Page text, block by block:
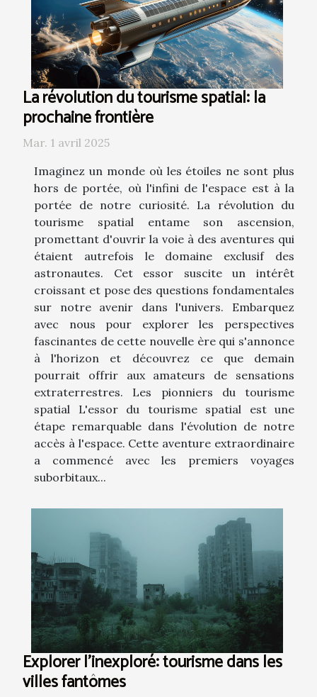
La révolution du tourisme spatial: la
prochaine frontière
Mar. 1 avril 2025
Imaginez un monde où les étoiles ne sont plus
hors de portée, où l'infini de l'espace est à la
portée de notre curiosité. La révolution du
tourisme spatial entame son ascension,
promettant d'ouvrir la voie à des aventures qui
étaient autrefois le domaine exclusif des
astronautes. Cet essor suscite un intérêt
croissant et pose des questions fondamentales
sur notre avenir dans l'univers. Embarquez
avec nous pour explorer les perspectives
fascinantes de cette nouvelle ère qui s'annonce
à l'horizon et découvrez ce que demain
pourrait offrir aux amateurs de sensations
extraterrestres. Les pionniers du tourisme
spatial L'essor du tourisme spatial est une
étape remarquable dans l'évolution de notre
accès à l'espace. Cette aventure extraordinaire
a commencé avec les premiers voyages
suborbitaux...
Explorer l'inexploré: tourisme dans les
villes fantômes